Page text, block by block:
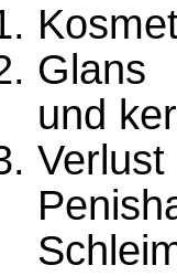
Glans
und